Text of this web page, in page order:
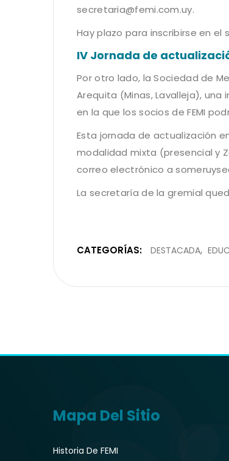
secretaria@femi.com.uy.
Hay plazo para inscribirse en
IV Jornada de
Por otro lado, la Sociedad de
Arequita (Minas, Lavalleja),
en la que los socios de FEMI
Esta jornada de actualización
modalidad mixta (presencial y
correo electrónico a
La secretaría de la gremial
CATEGORÍAS: DESTACADA
Mapa Del Sitio
Historia De FEMI